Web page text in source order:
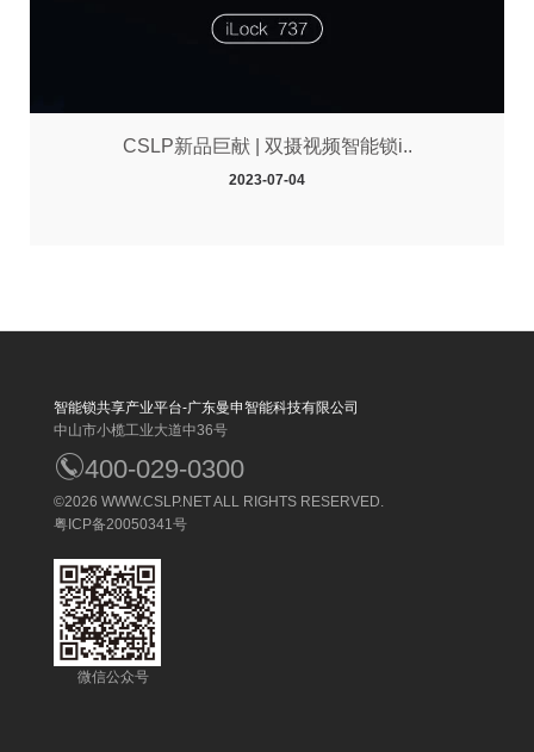
CSLP新品巨献 | 双摄视频智能锁i..
2023-07-04
智能锁共享产业平台-广东曼申智能科技有限公司
中山市小榄工业大道中36号
400-029-0300
©2026 WWW.CSLP.NETALL RIGHTS RESERVED.
粤ICP备20050341号
微信公众号